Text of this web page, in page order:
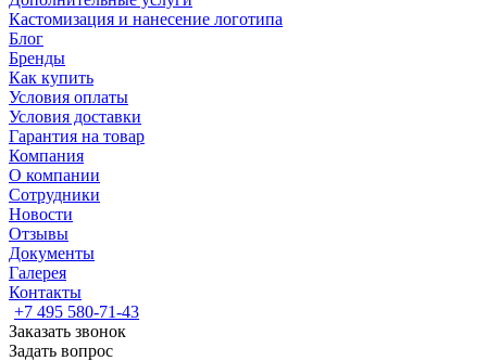
Кастомизация и нанесение логотипа
Блог
Бренды
Как купить
Условия оплаты
Условия доставки
Гарантия на товар
Компания
О компании
Сотрудники
Новости
Отзывы
Документы
Галерея
Контакты
+7 495 580-71-43
Заказать звонок
Задать вопрос